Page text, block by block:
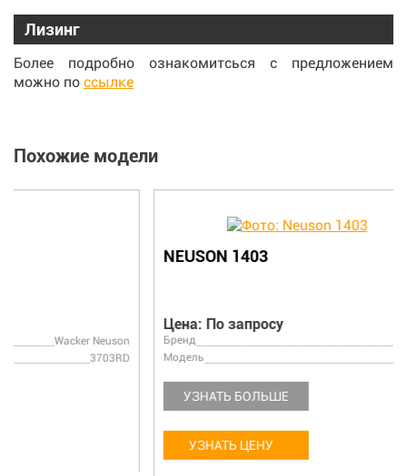
Лизинг
Более подробно ознакомитсься с предложением
можно по ссылке
Похожие модели
Бренд